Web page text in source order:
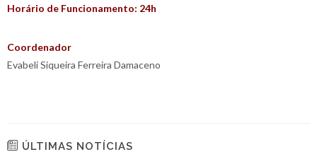
Horário de Funcionamento: 24h
Coordenador
Evabeli Siqueira Ferreira Damaceno
ÚLTIMAS NOTÍCIAS